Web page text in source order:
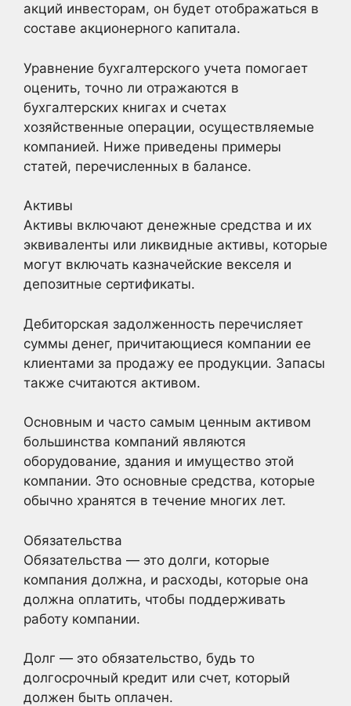
акций инвесторам, он будет отображаться в
составе акционерного капитала.
Уравнение бухгалтерского учета помогает
оценить, точно ли отражаются в
бухгалтерских книгах и счетах
хозяйственные операции, осуществляемые
компанией. Ниже приведены примеры
статей, перечисленных в балансе.
Активы
Активы включают денежные средства и их
эквиваленты или ликвидные активы, которые
могут включать казначейские векселя и
депозитные сертификаты.
Дебиторская задолженность перечисляет
суммы денег, причитающиеся компании ее
клиентами за продажу ее продукции. Запасы
также считаются активом.
Основным и часто самым ценным активом
большинства компаний являются
оборудование, здания и имущество этой
компании. Это основные средства, которые
обычно хранятся в течение многих лет.
Обязательства
Обязательства — это долги, которые
компания должна, и расходы, которые она
должна оплатить, чтобы поддерживать
работу компании.
Долг — это обязательство, будь то
долгосрочный кредит или счет, который
должен быть оплачен.